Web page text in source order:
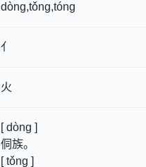
dòng,tǒng,tóng
亻
火
[ dòng ]
侗族。
[ tǒng ]